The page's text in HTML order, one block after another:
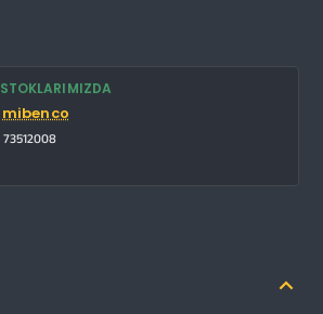
STOKLARIMIZDA
mibenco
73512008